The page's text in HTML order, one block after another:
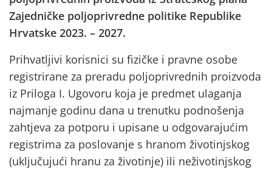
Zajedničke poljoprivredne politike Republike
Hrvatske 2023. – 2027.
Prihvatljivi korisnici su fizičke i pravne osobe
registrirane za preradu poljoprivrednih proizvoda
iz Priloga I. Ugovoru koja je predmet ulaganja
najmanje godinu dana u trenutku podnošenja
zahtjeva za potporu i upisane u odgovarajućim
registrima za poslovanje s hranom životinjskog
(uključujući hranu za životinje) ili neživotinjskog